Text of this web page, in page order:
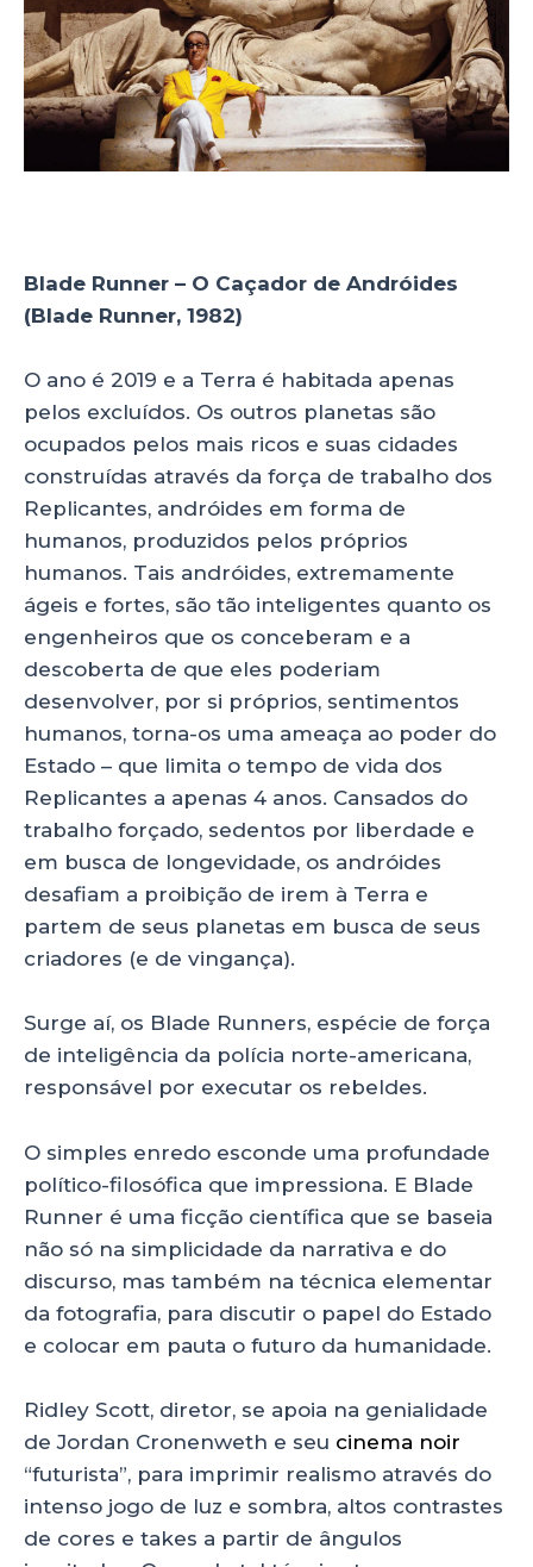
Blade Runner – O Caçador de Andróides
(Blade Runner, 1982)
O ano é 2019 e a Terra é habitada apenas
pelos excluídos. Os outros planetas são
ocupados pelos mais ricos e suas cidades
construídas através da força de trabalho dos
Replicantes, andróides em forma de
humanos, produzidos pelos próprios
humanos. Tais andróides, extremamente
ágeis e fortes, são tão inteligentes quanto os
engenheiros que os conceberam e a
descoberta de que eles poderiam
desenvolver, por si próprios, sentimentos
humanos, torna-os uma ameaça ao poder do
Estado – que limita o tempo de vida dos
Replicantes a apenas 4 anos. Cansados do
trabalho forçado, sedentos por liberdade e
em busca de longevidade, os andróides
desafiam a proibição de irem à Terra e
partem de seus planetas em busca de seus
criadores (e de vingança).
Surge aí, os Blade Runners, espécie de força
de inteligência da polícia norte-americana,
responsável por executar os rebeldes.
O simples enredo esconde uma profundade
político-filosófica que impressiona. E Blade
Runner é uma ficção científica que se baseia
não só na simplicidade da narrativa e do
discurso, mas também na técnica elementar
da fotografia, para discutir o papel do Estado
e colocar em pauta o futuro da humanidade.
Ridley Scott, diretor, se apoia na genialidade
de Jordan Cronenweth e seu cinema noir
“futurista”, para imprimir realismo através do
intenso jogo de luz e sombra, altos contrastes
de cores e takes a partir de ângulos